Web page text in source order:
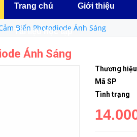
Trang chủ Giới thiệu
Tài liệu học tập
Biến Photodiode Ánh Sáng
Ánh Sáng
Thương hiệu
Mã SP
Tình trạng